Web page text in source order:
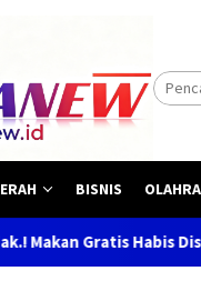
BISNIS
Warga, Program